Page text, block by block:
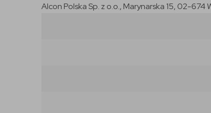
Alcon Polska Sp. z o.o., Marynarska 15, 02-674